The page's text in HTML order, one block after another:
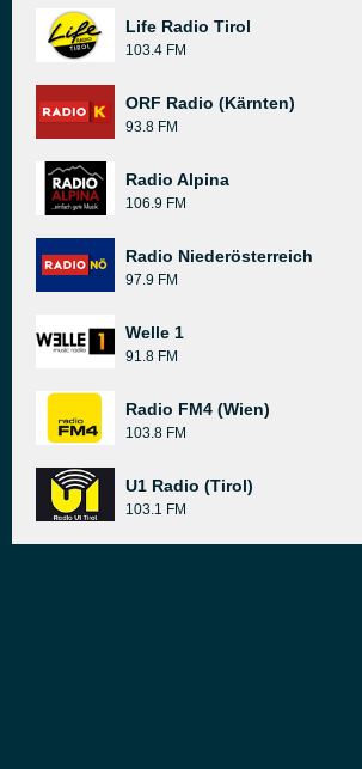
Life Radio Tirol
103.4 FM
ORF Radio (Kärnten)
93.8 FM
Radio Alpina
106.9 FM
Radio Niederösterreich
97.9 FM
Welle 1
91.8 FM
Radio FM4 (Wien)
103.8 FM
U1 Radio (Tirol)
103.1 FM